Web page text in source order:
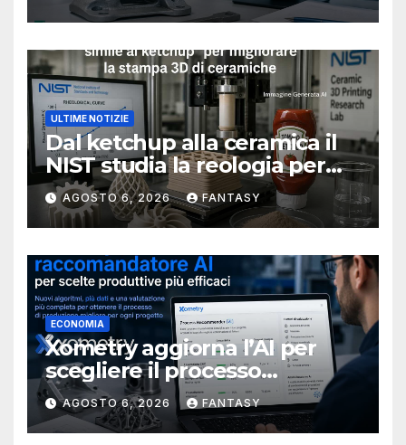
ULTIME NOTIZIE
Dal ketchup alla ceramica il
NIST studia la reologia per
rendere più affidabile la
stampa 3D
AGOSTO 6, 2026 FANTASY
ECONOMIA
Xometry aggiorna l’AI per
scegliere il processo
produttivo più adatto
AGOSTO 6, 2026 FANTASY